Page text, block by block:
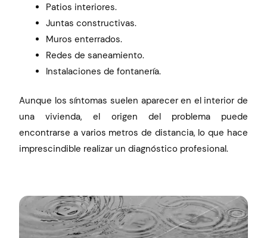
Patios interiores.
Juntas constructivas.
Muros enterrados.
Redes de saneamiento.
Instalaciones de fontanería.
Aunque los síntomas suelen aparecer en el interior de
una vivienda, el origen del problema puede
encontrarse a varios metros de distancia, lo que hace
imprescindible realizar un diagnóstico profesional.